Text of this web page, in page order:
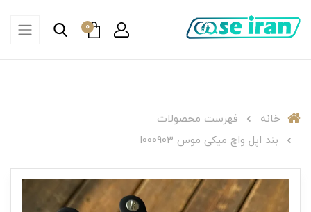
0
خانه
فهرست محصولات
بند اپل واچ میکی موس I000903